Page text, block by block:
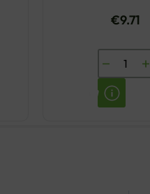
€9.71
AFTAMED
JUNIOR
GEL